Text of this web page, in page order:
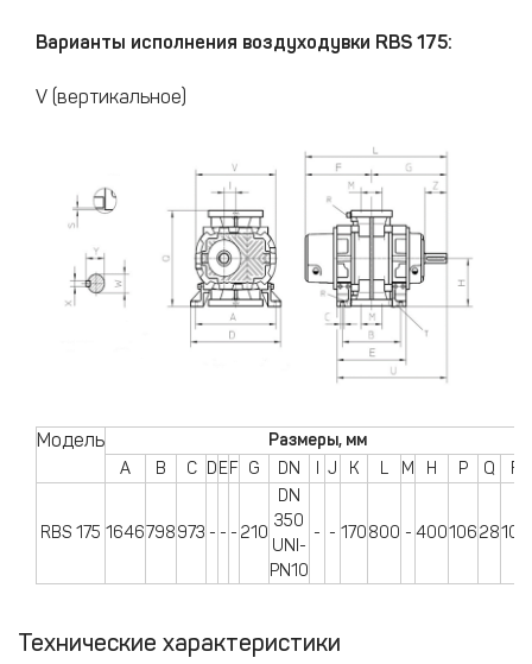
Варианты исполнения воздуходувки RBS 175:
V (вертикальное)
Модель
Размеры, мм
A
B C DEF G DN I J K L M H P Q R
RBS 175 1646798973 - - - 210
DN
350
UNI-
PN10
- - 170800 - 40010628100
Технические характеристики